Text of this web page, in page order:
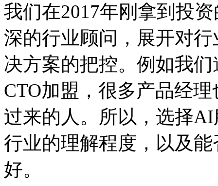
我们在2017年刚拿到投
深的行业顾问，展开对
决方案的把控。例如我
CTO加盟，很多产品经
过来的人。所以，选择
行业的理解程度，以及
好。